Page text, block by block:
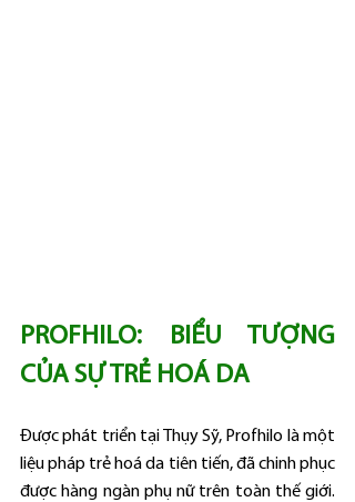
PROFHILO: BIỂU TƯỢNG
CỦA SỰ TRẺ HOÁ DA
Được phát triển tại Thụy Sỹ, Profhilo là một
liệu pháp trẻ hoá da tiên tiến, đã chinh phục
được hàng ngàn phụ nữ trên toàn thế giới.